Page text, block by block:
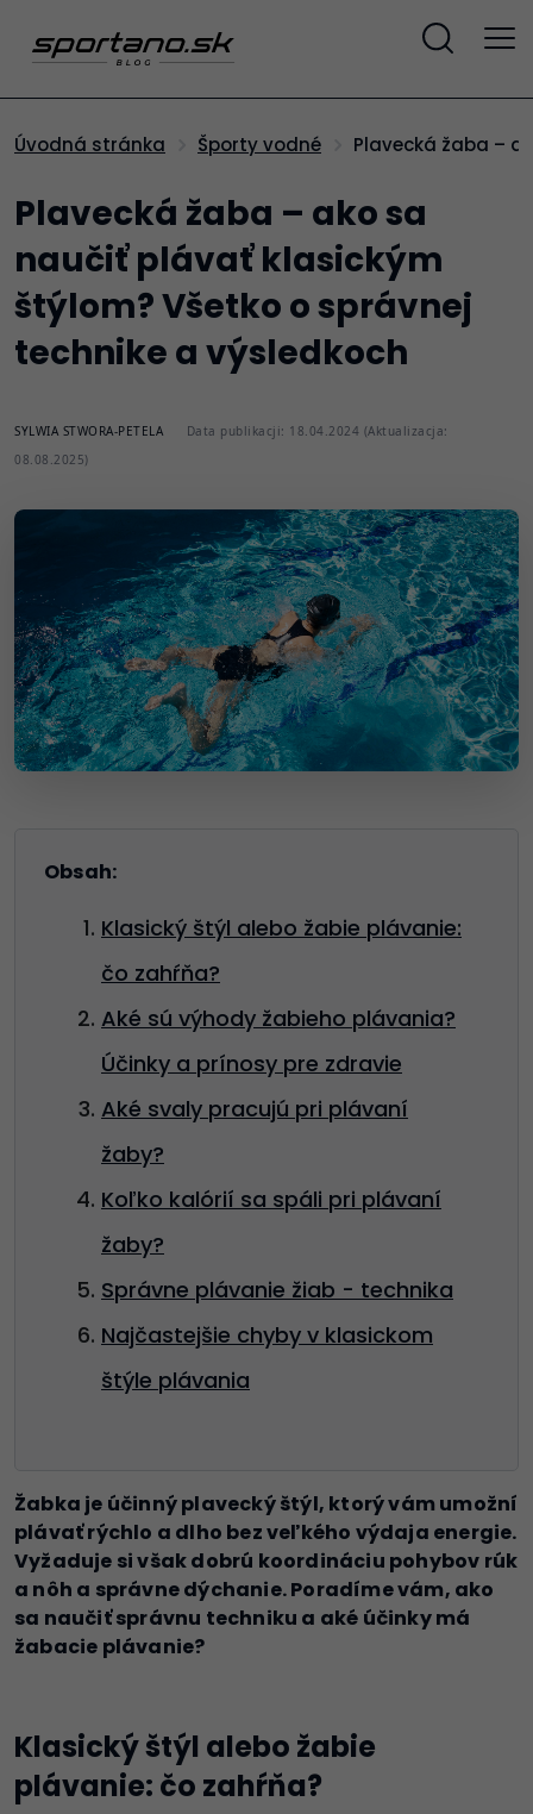
Úvodná stránka Športy vodné Plavecká žaba –
Plavecká žaba – ako sa
naučiť plávať klasickým
štýlom? Všetko o správnej
technike a výsledkoch
SYLWIA STWORA-PETELA
Data publikacji: 18.04.2024 (Aktualizacja:
08.08.2025)
Obsah:
Klasický štýl alebo žabie plávanie:
čo zahŕňa?
Aké sú výhody žabieho plávania?
Účinky a prínosy pre zdravie
Aké svaly pracujú pri plávaní
žaby?
Koľko kalórií sa spáli pri plávaní
žaby?
Správne plávanie žiab - technika
Najčastejšie chyby v klasickom
štýle plávania
Žabka je účinný plavecký štýl, ktorý vám umožní
plávať rýchlo a dlho bez veľkého výdaja energie.
Vyžaduje si však dobrú koordináciu pohybov rúk
a nôh a správne dýchanie. Poradíme vám, ako
sa naučiť správnu techniku a aké účinky má
žabacie plávanie?
Klasický štýl alebo žabie
plávanie: čo zahŕňa?